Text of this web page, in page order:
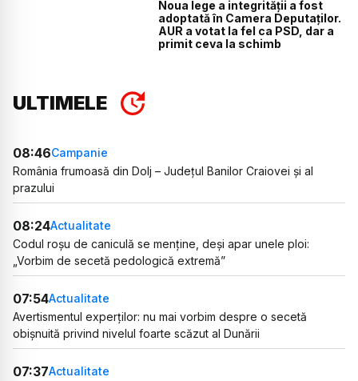
Noua lege a integrității a fost
adoptată în Camera Deputaților.
AUR a votat la fel ca PSD, dar a
primit ceva la schimb
ULTIMELE
08:46Campanie
România frumoasă din Dolj – Județul Banilor Craiovei și al
prazului
08:24Actualitate
Codul roșu de caniculă se menține, deși apar unele ploi:
„Vorbim de secetă pedologică extremă”
07:54Actualitate
Avertismentul experților: nu mai vorbim despre o secetă
obișnuită privind nivelul foarte scăzut al Dunării
07:37Actualitate